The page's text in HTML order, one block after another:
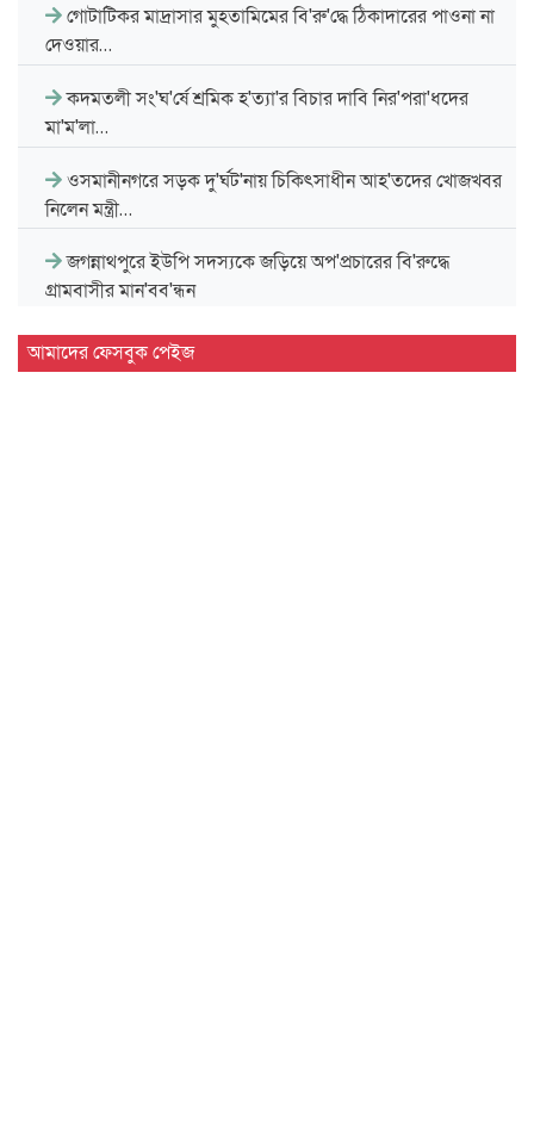
গোটাটিকর মাদ্রাসার মুহতামিমের বি'রু'দ্ধে ঠিকাদারের পাওনা না
দেওয়ার…
কদমতলী সং'ঘ'র্ষে শ্রমিক হ'ত্যা'র বিচার দাবি নির'পরা'ধদের
মা'ম'লা…
ওসমানীনগরে সড়ক দু'র্ঘট'নায় চিকিৎসাধীন আহ'তদের খোজখবর
নিলেন মন্ত্রী…
জগন্নাথপুরে ইউপি সদস্যকে জড়িয়ে অপ'প্রচারের বি'রুদ্ধে
গ্রামবাসীর মান'বব'ন্ধন
সিলেট বিভাগীয় সরকারি গণগ্রন্থাগারের জুলাই গণঅভ্যুত্থান দিবস
পালন…
আমাদের ফেসবুক পেইজ